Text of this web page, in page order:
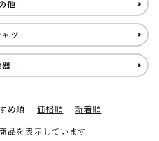
他
ツ
器
め順 -価格順 -新着順
品を表示しています